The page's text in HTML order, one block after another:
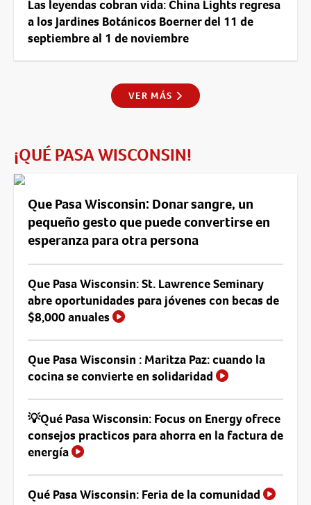
Las leyendas cobran vida: China Lights regresa
a los Jardines Botánicos Boerner del 11 de
septiembre al 1 de noviembre
VER MÁS
¡QUÉ PASA WISCONSIN!
Que Pasa Wisconsin: Donar sangre, un
pequeño gesto que puede convertirse en
esperanza para otra persona
Que Pasa Wisconsin: St. Lawrence Seminary
abre oportunidades para jóvenes con becas de
$8,000 anuales
Que Pasa Wisconsin : Maritza Paz: cuando la
cocina se convierte en solidaridad
💡Qué Pasa Wisconsin: Focus on Energy ofrece
consejos practicos para ahorra en la factura de
energía
Qué Pasa Wisconsin: Feria de la comunidad